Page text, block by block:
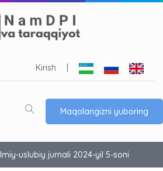
Kirish
Maqolangizni yuboring
uslubiy jurnali 2024-yil 5-soni